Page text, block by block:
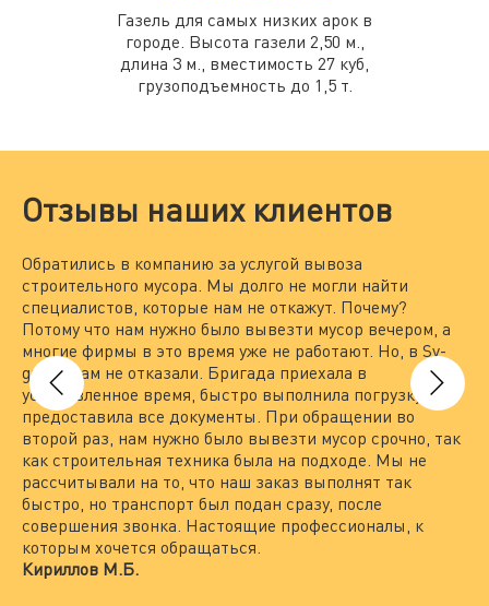
Газель для самых низких арок в
городе. Высота газели 2,50 м.,
длина 3 м., вместимость 27 куб,
грузоподъемность до 1,5 т.
Отзывы наших клиентов
Обратились в компанию за услугой вывоза
строительного мусора. Мы долго не могли найти
специалистов, которые нам не откажут. Почему?
Потому что нам нужно было вывезти мусор вечером, а
многие фирмы в это время уже не работают. Но, в Sv-
group нам не отказали. Бригада приехала в
установленное время, быстро выполнила погрузку и
предоставила все документы. При обращении во
второй раз, нам нужно было вывезти мусор срочно, так
как строительная техника была на подходе. Мы не
рассчитывали на то, что наш заказ выполнят так
быстро, но транспорт был подан сразу, после
совершения звонка. Настоящие профессионалы, к
которым хочется обращаться.
Кириллов М.Б.